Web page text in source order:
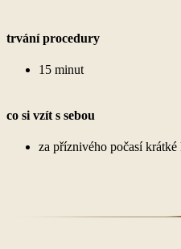
trvání procedury
15 minut
co si vzít s sebou
za příznivého počasí